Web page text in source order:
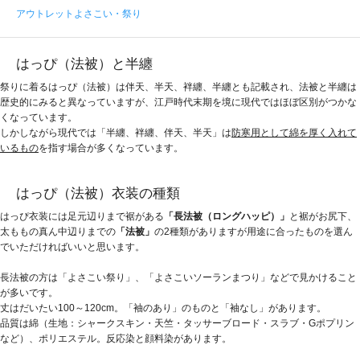
アウトレットよさこい・祭り
はっぴ（法被）と半纏
祭りに着るはっぴ（法被）は伴天、半天、袢纏、半纏とも記載され、法被と半纏は
歴史的にみると異なっていますが、江戸時代末期を境に現代ではほぼ区別がつかな
くなっています。
しかしながら現代では「半纏、袢纏、伴天、半天」は防寒用として綿を厚く入れて
いるものを指す場合が多くなっています。
はっぴ（法被）衣装の種類
はっぴ衣装には足元辺りまで裾がある 「長法被（ロングハッピ）」 と裾がお尻下、
太ももの真ん中辺りまでの 「法被」 の2種類がありますが用途に合ったものを選ん
でいただければいいと思います。
長法被の方は「よさこい祭り」、「よさこいソーランまつり」などで見かけること
が多いです。
丈はだいたい100～120cm。「袖のあり」のものと「袖なし」があります。
品質は綿（生地：シャークスキン・天竺・タッサーブロード・スラブ・Gポプリン
など）、ポリエステル。反応染と顔料染があります。